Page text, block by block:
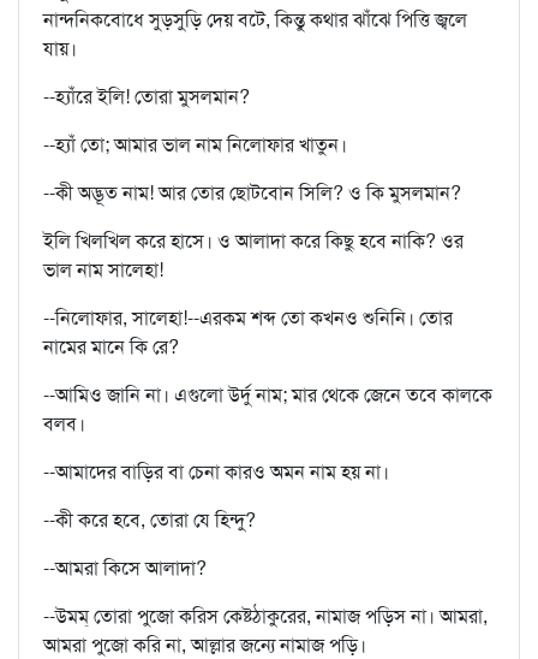
নান্দনিকবোধে সুড়সুড়ি দেয় বটে, কিন্তু কথার ঝাঁঝে পিত্তি জ্বলে
যায়।
--হ্যাঁরে ইলি! তোরা মুসলমান?
--হ্যাঁ তো; আমার ভাল নাম নিলোফার খাতুন।
--কী অদ্ভূত নাম! আর তোর ছোটবোন সিলি? ও কি মুসলমান?
ইলি খিলখিল করে হাসে। ও আলাদা করে কিছু হবে নাকি? ওর
ভাল নাম সালেহা!
--নিলোফার, সালেহা!--এরকম শব্দ তো কখনও শুনিনি। তোর
নামের মানে কি রে?
--আমিও জানি না। এগুলো উর্দু নাম; মার থেকে জেনে তবে কালকে
বলব।
--আমাদের বাড়ির বা চেনা কারও অমন নাম হয় না।
--কী করে হবে, তোরা যে হিন্দু?
--আমরা কিসে আলাদা?
--উমম্ তোরা পুজো করিস কেষ্টঠাকুরের, নামাজ পড়িস না। আমরা,
আমরা পুজো করি না, আল্লার জন্যে নামাজ পড়ি।